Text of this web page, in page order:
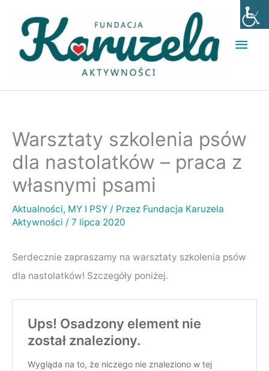
treści
Warsztaty szkolenia psów
dla nastolatków – praca z
własnymi psami
Aktualności, MY I PSY / Przez Fundacja Karuzela
Aktywności / 7 lipca 2020
Serdecznie zapraszamy na warsztaty szkolenia psów
dla nastolatków! Szczegóły poniżej.